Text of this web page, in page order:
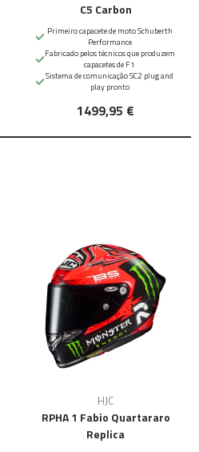
C5 Carbon
Primeiro capacete de moto Schuberth
Performance
Fabricado pelos técnicos que produzem
capacetes de F1
Sistema de comunicação SC2 plug and
play pronto
1499,95 €
HJC
RPHA 1 Fabio Quartararo
Replica